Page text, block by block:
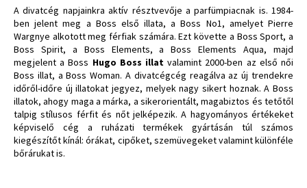
A divatcég napjainkra aktív résztvevője a parfümpiacnak is. 1984-
ben jelent meg a Boss első illata, a Boss No1, amelyet Pierre
Wargnye alkotott meg férfiak számára. Ezt követte a Boss Sport, a
Boss Spirit, a Boss Elements, a Boss Elements Aqua, majd
megjelent a Boss Hugo Boss illat valamint 2000-ben az első női
Boss illat, a Boss Woman. A divatcégcég reagálva az új trendekre
időről-időre új illatokat jegyez, melyek nagy sikert hoznak. A Boss
illatok, ahogy maga a márka, a sikerorientált, magabiztos és tetőtől
talpig stílusos férfit és nőt jelképezik. A hagyományos értékeket
képviselő cég a ruházati termékek gyártásán túl számos
kiegészítőt kínál: órákat, cipőket, szemüvegeket valamint különféle
bőrárukat is.